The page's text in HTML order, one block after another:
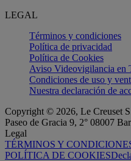
LEGAL
Términos y condiciones
Política de privacidad
Política de Cookies
Aviso Videovigilancia en
Condiciones de uso y
Nuestra declaración de
Copyright © 2026, Le Creuset
Paseo de Gracia 9, 2° 08007
Legal
TÉRMINOS Y
POLÍTICA DE COOKIES